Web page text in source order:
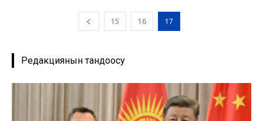
15 16 17
Редакциянын тандоосу